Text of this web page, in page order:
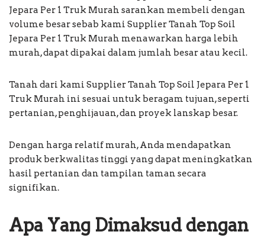
Jepara Per 1 Truk Murah sarankan membeli dengan
volume besar sebab kami Supplier Tanah Top Soil
Jepara Per 1 Truk Murah menawarkan harga lebih
murah, dapat dipakai dalam jumlah besar atau kecil.
Tanah dari kami Supplier Tanah Top Soil Jepara Per 1
Truk Murah ini sesuai untuk beragam tujuan, seperti
pertanian, penghijauan, dan proyek lanskap besar.
Dengan harga relatif murah, Anda mendapatkan
produk berkwalitas tinggi yang dapat meningkatkan
hasil pertanian dan tampilan taman secara
signifikan.
Apa Yang Dimaksud dengan